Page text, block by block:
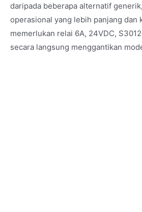
daripada beberapa alternatif
operasional yang lebih panjang dan
memerlukan relai 6A, 24VDC,
secara langsung menggantikan